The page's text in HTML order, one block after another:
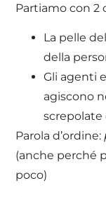
Partiamo con 2
La pelle
della
Gli agenti
agiscono
Parola d’ordine:
(anche perché
poco)